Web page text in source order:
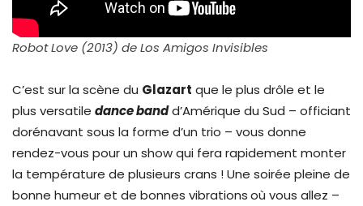
Robot Love (2013) de Los Amigos Invisibles
C’est sur la scène du Glazart que le plus drôle et le
plus versatile dance bandd’Amérique du Sud – officiant
dorénavant sous la forme d’un trio – vous donne
rendez-vous pour un show qui fera rapidement monter
la température de plusieurs crans ! Une soirée pleine de
bonne humeur et de bonnes vibrationsoù vous allez –